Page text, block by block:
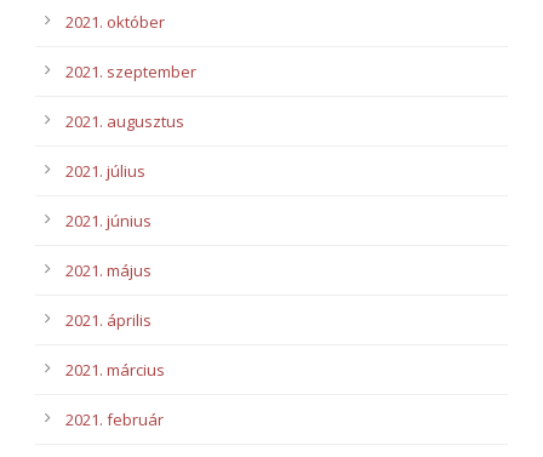
2021. október
2021. szeptember
2021. augusztus
2021. július
2021. június
2021. május
2021. április
2021. március
2021. február